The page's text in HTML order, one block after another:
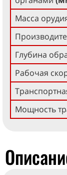
Масса
Глубина
Рабочая
Мощность